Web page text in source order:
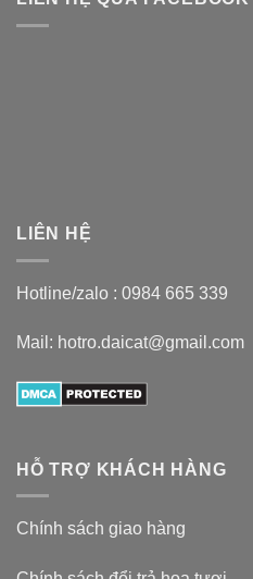
LIÊN HỆ
Hotline/zalo : 0984 665 339
Mail: hotro.daicat@gmail.com
HỖ TRỢ KHÁCH HÀNG
Chính sách giao hàng